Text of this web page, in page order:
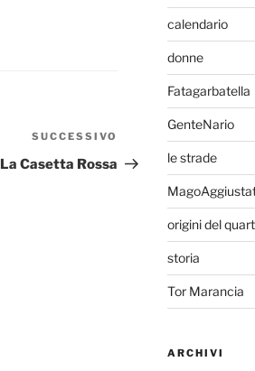
Articolo
successivo
SUCCESSIVO
La Casetta Rossa
calendario
donne
Fatagarbatella
GenteNario
le strade
origini del
storia
Tor Marancia
ARCHIVI